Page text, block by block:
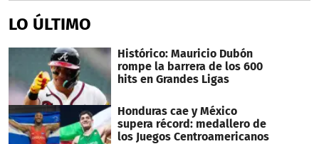
LO ÚLTIMO
Histórico: Mauricio Dubón
rompe la barrera de los 600
hits en Grandes Ligas
Honduras cae y México
supera récord: medallero de
los Juegos Centroamericanos